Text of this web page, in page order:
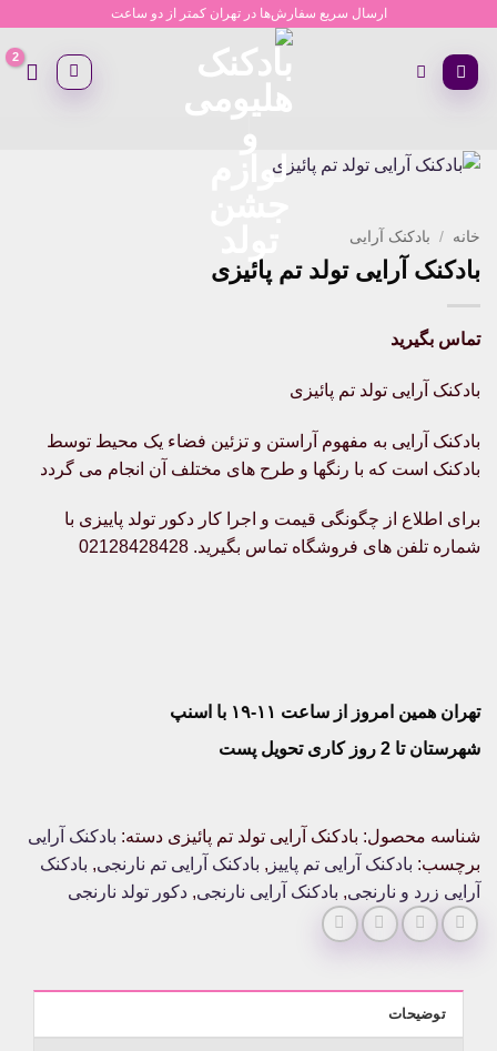
content
ارسال سریع سفارش‌ها در تهران کمتر از دو ساعت
خانه / بادکنک آرایی
بادکنک آرایی تولد تم پائیزی
تماس بگیرید
بادکنک آرایی تولد تم پائیزی
بادکنک آرایی به مفهوم آراستن و تزئین فضاء یک محیط توسط
بادکنک است که با رنگها و طرح های مختلف آن انجام می گردد
برای اطلاع از چگونگی قیمت و اجرا کار دکور تولد پاییزی با
شماره تلفن های فروشگاه تماس بگیرید. 02128428428
تهران همین امروز از ساعت ۱۱-۱۹ با اسنپ
شهرستان تا 2 روز کاری تحویل پست
شناسه محصول: بادکنک آرایی تولد تم پائیزی دسته: بادکنک آرایی
برچسب: بادکنک آرایی تم پاییز , بادکنک آرایی تم نارنجی, بادکنک
آرایی زرد و نارنجی, بادکنک آرایی نارنجی, دکور تولد نارنجی
توضیحات